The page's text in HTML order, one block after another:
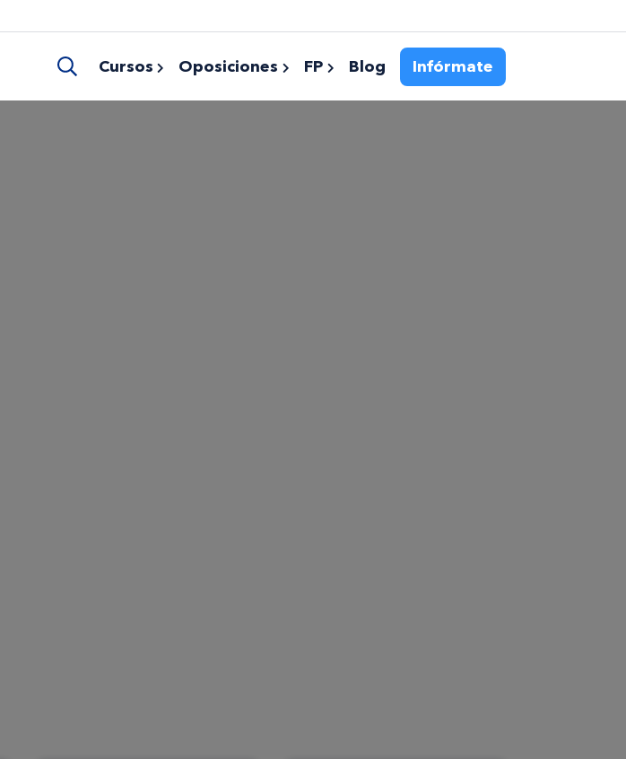
Cursos Oposiciones FP Blog Infórmate